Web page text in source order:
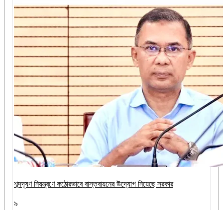
শব্দদূষণ নিয়ন্ত্রণে কঠোরভাবে বাস্তবায়নের উদ্যোগ নিয়েছে সরকার
৯